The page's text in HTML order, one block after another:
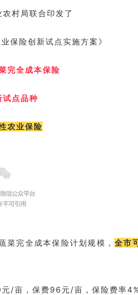
村局联合印发了
保险创新试点实施方案》
完全成本保险
试点品种
农业保险
菜完全成本保险计划规模，全市
亩，保费96元/亩，保险费率